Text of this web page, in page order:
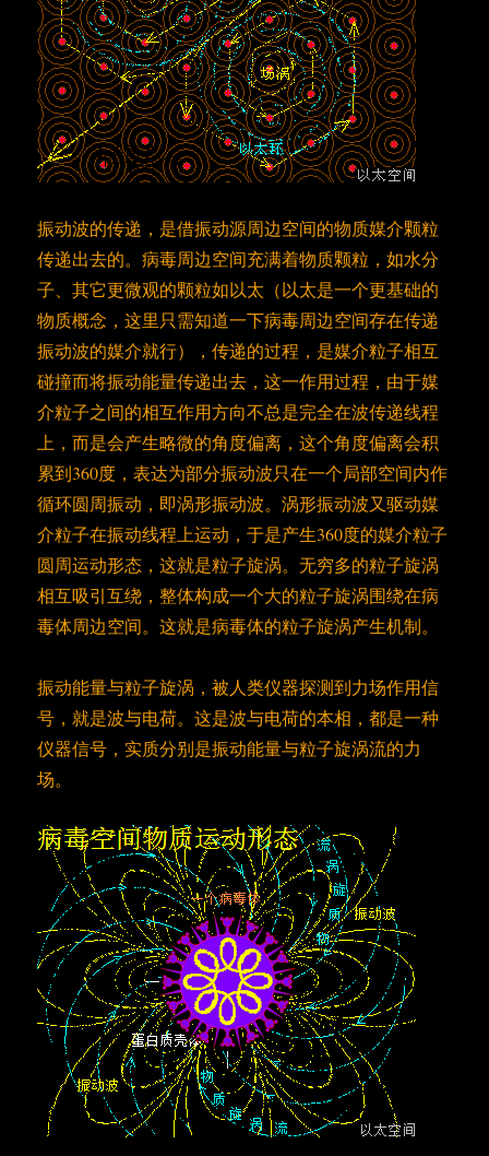
振动波的传递，是借振动源周边空间的物质媒介颗粒
传递出去的。病毒周边空间充满着物质颗粒，如水分
子、其它更微观的颗粒如以太（以太是一个更基础的
物质概念，这里只需知道一下病毒周边空间存在传递
振动波的媒介就行），传递的过程，是媒介粒子相互
碰撞而将振动能量传递出去，这一作用过程，由于媒
介粒子之间的相互作用方向不总是完全在波传递线程
上，而是会产生略微的角度偏离，这个角度偏离会积
累到360度，表达为部分振动波只在一个局部空间内作
循环圆周振动，即涡形振动波。涡形振动波又驱动媒
介粒子在振动线程上运动，于是产生360度的媒介粒子
圆周运动形态，这就是粒子旋涡。无穷多的粒子旋涡
相互吸引互绕，整体构成一个大的粒子旋涡围绕在病
毒体周边空间。这就是病毒体的粒子旋涡产生机制。
振动能量与粒子旋涡，被人类仪器探测到力场作用信
号，就是波与电荷。这是波与电荷的本相，都是一种
仪器信号，实质分别是振动能量与粒子旋涡流的力
场。